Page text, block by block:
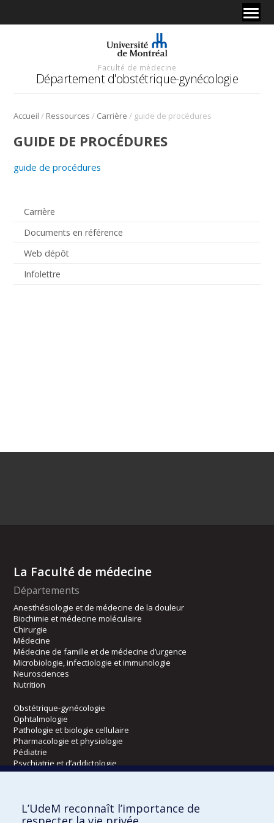
Faculté de médecine
Département d'obstétrique-gynécologie
Accueil / Ressources / Carrière / guide de procédures
Carrière
Documents en référence
Web dépôt
Infolettre
GUIDE DE PROCÉDURES
guide de procédures
La Faculté de médecine
Départements
Anesthésiologie et de médecine de la douleur
Biochimie et médecine moléculaire
Chirurgie
Médecine
Médecine de famille et de médecine d’urgence
Microbiologie, infectiologie et immunologie
Neurosciences
Nutrition
Obstétrique-gynécologie
Ophtalmologie
Pathologie et biologie cellulaire
Pharmacologie et physiologie
Pédiatrie
Psychiatrie et d’addictologie
Radiologie, radio-oncologie et médecine nucléaire
Écoles
L’UdeM reconnaît l’importance de